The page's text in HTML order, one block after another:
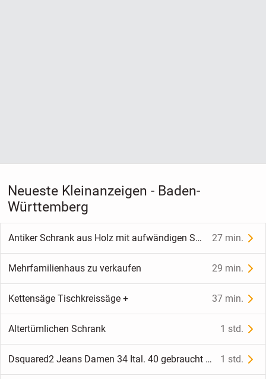
Neueste Kleinanzeigen - Baden-
Württemberg
Antiker Schrank aus Holz mit aufwändigen Schnitzereien 27 min.
Mehrfamilienhaus zu verkaufen 29 min.
Kettensäge Tischkreissäge + 37 min.
Altertümlichen Schrank 1 std.
Dsquared2 Jeans Damen 34 Ital. 40 gebraucht top Zustand 1 std.